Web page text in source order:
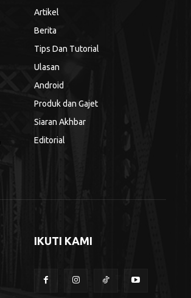
Artikel
Berita
Tips Dan Tutorial
Ulasan
Android
Produk dan Gajet
Siaran Akhbar
Editorial
IKUTI KAMI